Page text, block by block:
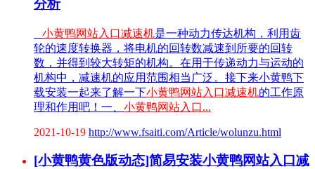
分析
小黄鸭网站入口减速机是一种动力传达机构，利用齿
轮的速度转换器，将电机的回转数减速到所要的回转
数，并得到较大转矩的机构。在用于传递动力与运动的
机构中，减速机的应用范围相当广泛。接下来小黄鸭下
载安装一起来了解一下小黄鸭网站入口减速机的工作原
理和作用吧！一、 小黄鸭网站入口...
2021-10-19 http://www.fsaiti.com/Article/wolunzu.html
[小黄鸭黄色版动态]简易安装小黄鸭网站入口减